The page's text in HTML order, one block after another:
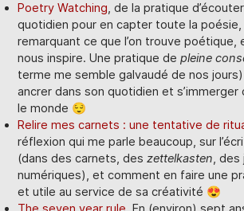
Poetry Watching, de la pratique
quotidien pour en capter toute la
remarquant ce que l’on trouve poétique,
nous inspire. Une pratique depleine
terme me semble galvaudé de nos
ancrer dans son quotidien et s’immerger
le monde 😌
Relire mes carnets : une tentative de
réflexion qui me parle beaucoup, sur
(dans des carnets, deszettelkasten, des
numériques), et comment en faire une
et utile au service de sa créativité 😍